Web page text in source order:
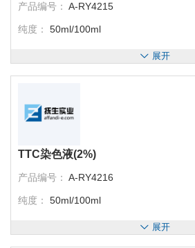
产品编号： A-RY4215
纯度： 50ml/100ml
展开
TTC染色液(2%)
产品编号： A-RY4216
纯度： 50ml/100ml
展开